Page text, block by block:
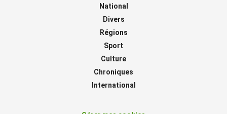
National
Divers
Régions
Sport
Culture
Chroniques
International